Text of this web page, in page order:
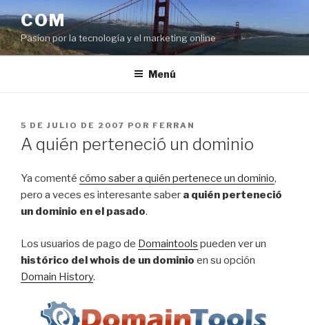
al
contenido
COM
Pasíon por la tecnología y el marketing online
Menú
PUBLICADO
EL
5 DE JULIO DE 2007 POR FERRAN
A quién perteneció un dominio
Ya comenté cómo saber a quién pertenece un dominio,
pero a veces es interesante saber a quién perteneció
un dominio en el pasado.
Los usuarios de pago de Domaintools pueden ver un
histórico del whois de un dominio en su opción
Domain History.